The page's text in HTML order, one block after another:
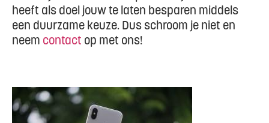
heeft als doel jouw te laten besparen middels
een duurzame keuze. Dus schroom je niet en
neem contact op met ons!